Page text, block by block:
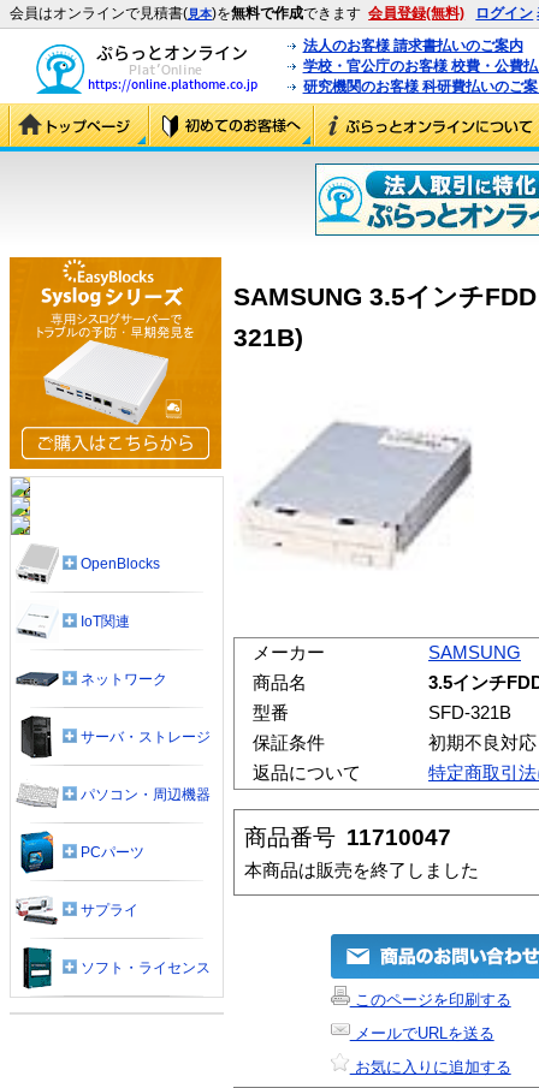
会員はオンラインで見積書(見本)を無料で作成できます 会員登録(無料) ログイン
法人のお客様 請求書払いのご案内
学校・官公庁のお客様 校費・公費
研究機関のお客様 科研費払いのご
SAMSUNG 3.5インチ
321B)
メーカー
SAMSUNG
商品名
3.5インチ
型番
SFD-321B
保証条件
初期不良対
返品について
特定商取引
商品番号 11710047
本商品は販売を終了しました
このページを印刷する
メールでURLを送る
お気に入りに追加する
OpenBlocks
IoT関連
ネットワーク
サーバ・ストレージ
パソコン・周辺機器
PCパーツ
サプライ
ソフト・ライセンス